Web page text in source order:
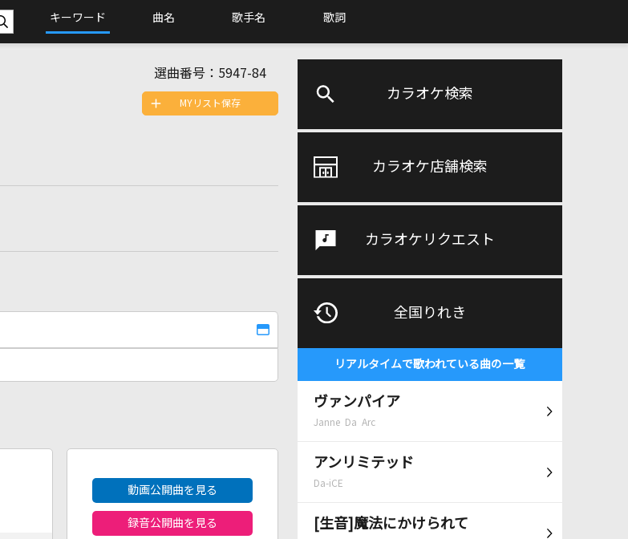
キーワード 曲名 歌手名 歌詞
カラオケ検索
カラオケ店舗検索
カラオケリクエスト
全国りれき
リアルタイムで歌われている曲の一覧
ヴァンパイア
Janne Da Arc
アンリミテッド
Da-iCE
[生音]魔法にかけられて
選曲番号： 5947-84
MYリスト保存
動画公開曲を見る
録音公開曲を見る